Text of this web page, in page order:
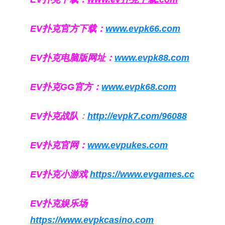
EV扑克官方下载： www.evpk66.com
EV扑克电脑版网址： www.evpk88.com
EV扑克GG官方： www.evpk68.com
EV扑克战队 ： http://evpk7.com/96088
EV扑克官网： www.evpukes.com
EV扑克小游戏https://www.evgames.cc
EV扑克娱乐场
https://www.evpkcasino.com